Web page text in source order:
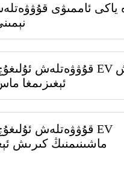
ياكى ئاممىۋى
ئېغىزىمغا
ماشىنىمنىڭ كىرىش